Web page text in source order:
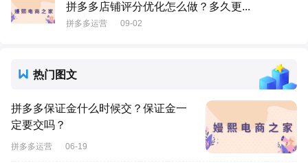
拼多多店铺评分优化怎么做？多久更...
拼多多运营 09-02
热门图文
拼多多保证金什么时候交？保证金一
定要交吗？
拼多多运营 06-19